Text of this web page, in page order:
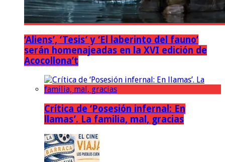
‘Aliens’, ‘Tesis’ y ‘El laberinto del fauno’
serán homenajeadas en la XVI edición de
Acocollona’t
Crítica de ‘Posesión infernal: En
llamas’. La familia, mal, gracias